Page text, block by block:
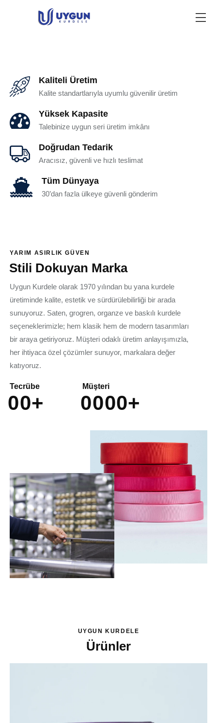
Kaliteli Üretim
Kalite standartlarıyla uyumlu güvenilir üretim
Yüksek Kapasite
Talebinize uygun seri üretim imkânı
Doğrudan Tedarik
Aracısız, güvenli ve hızlı teslimat
Tüm Dünyaya
30’dan fazla ülkeye güvenli gönderim
YARIM ASIRLIK GÜVEN
Stili Dokuyan Marka
Uygun Kurdele olarak 1970 yılından bu yana kurdele
üretiminde kalite, estetik ve sürdürülebilirliği bir arada
sunuyoruz. Saten, grogren, organze ve baskılı kurdele
seçeneklerimizle; hem klasik hem de modern tasarımları
bir araya getiriyoruz. Müşteri odaklı üretim anlayışımızla,
her ihtiyaca özel çözümler sunuyor, markalara değer
katıyoruz.
Tecrübe
00+
Müşteri
0000+
UYGUN KURDELE
Ürünler